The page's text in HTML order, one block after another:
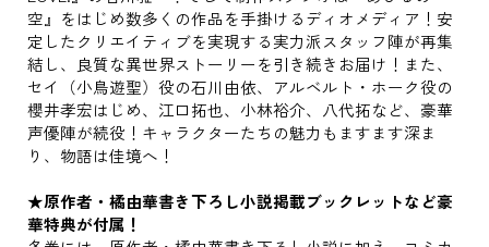
空』をはじめ数多くの作品を手掛けるディオメディア！安
定したクリエイティブを実現する実力派スタッフ陣が再集
結し、良質な異世界ストーリーを引き続きお届け！また、
セイ（小鳥遊聖）役の石川由依、アルベルト・ホーク役の
櫻井孝宏はじめ、江口拓也、小林裕介、八代拓など、豪華
声優陣が続役！キャラクターたちの魅力もますます深ま
り、物語は佳境へ！
★原作者・橘由華書き下ろし小説掲載ブックレットなど豪
華特典が付属！